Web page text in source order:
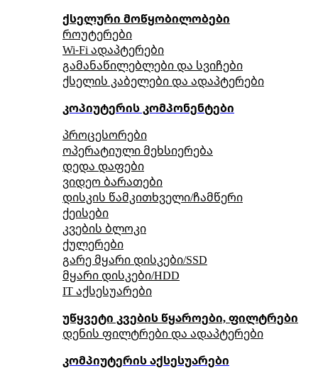
ქსელური მოწყობილობები
როუტერები
Wi-Fi ადაპტერები
გამანაწილებლები და სვიჩები
ქსელის კაბელები და ადაპტერები
კოპიუტერის კომპონენტები
პროცესორები
ოპერატიული მეხსიერება
დედა დაფები
ვიდეო ბარათები
დისკის წამკითხველი/ჩამწერი
ქეისები
კვების ბლოკი
ქულერები
გარე მყარი დისკები/SSD
მყარი დისკები/HDD
IT აქსესუარები
უწყვეტი კვების წყაროები, ფილტრები
დენის ფილტრები და ადაპტერები
კომპიუტერის აქსესუარები